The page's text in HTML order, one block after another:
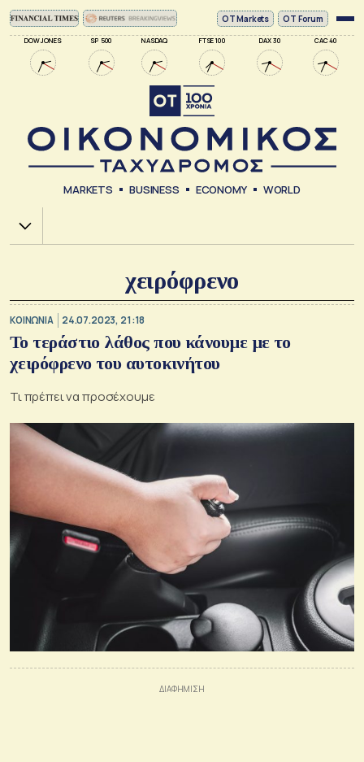
DOW JONES SP 500 NASDAQ FTSE 100 DAX 30 CAC 40
ΟΤ Markets OT Forum
MARKETS BUSINESS ECONOMY WORLD
Χ.Α.
χειρόφρενο
ΚΟΙΝΩΝΙΑ 24.07.2023, 21:18
Το τεράστιο λάθος που κάνουμε με το
χειρόφρενο του αυτοκινήτου
Τι πρέπει να προσέχουμε